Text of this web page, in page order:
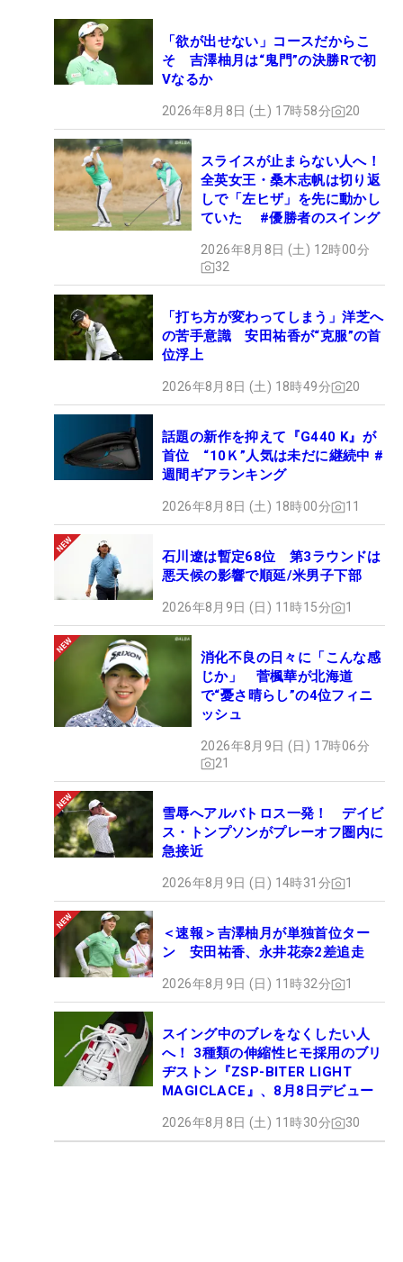
「欲が出せない」コースだからこ
そ 吉澤柚月は“鬼門”の決勝Rで初
Vなるか
2026年8月8日 (土) 17時58分 20
スライスが止まらない人へ！
全英女王・桑木志帆は切り返
しで「左ヒザ」を先に動かし
ていた #優勝者のスイング
2026年8月8日 (土) 12時00分
32
「打ち方が変わってしまう」洋芝へ
の苦手意識 安田祐香が“克服”の首
位浮上
2026年8月8日 (土) 18時49分 20
話題の新作を抑えて『G440 K』が
首位 “10Ｋ”人気は未だに継続中 #
週間ギアランキング
2026年8月8日 (土) 18時00分 11
石川遼は暫定68位 第3ラウンドは
悪天候の影響で順延/米男子下部
2026年8月9日 (日) 11時15分 1
消化不良の日々に「こんな感
じか」 菅楓華が北海道
で“憂さ晴らし”の4位フィニ
ッシュ
2026年8月9日 (日) 17時06分
21
雪辱へアルバトロス一発！ デイビ
ス・トンプソンがプレーオフ圏内に
急接近
2026年8月9日 (日) 14時31分 1
＜速報＞吉澤柚月が単独首位ター
ン 安田祐香、永井花奈2差追走
2026年8月9日 (日) 11時32分 1
スイング中のブレをなくしたい人
へ！ 3種類の伸縮性ヒモ採用のブリ
ヂストン『ZSP-BITER LIGHT
MAGICLACE』、8月8日デビュー
2026年8月8日 (土) 11時30分 30